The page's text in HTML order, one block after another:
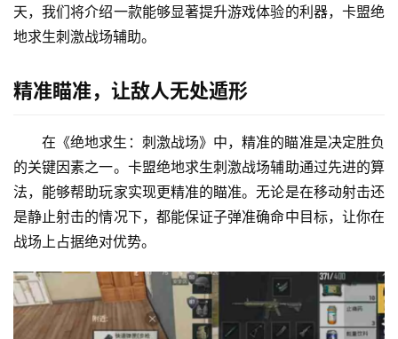
天，我们将介绍一款能够显著提升游戏体验的利器，卡盟绝
地求生刺激战场辅助。
精准瞄准，让敌人无处遁形
在《绝地求生：刺激战场》中，精准的瞄准是决定胜负
的关键因素之一。卡盟绝地求生刺激战场辅助通过先进的算
法，能够帮助玩家实现更精准的瞄准。无论是在移动射击还
是静止射击的情况下，都能保证子弹准确命中目标，让你在
战场上占据绝对优势。